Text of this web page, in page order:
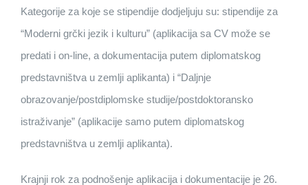
Kategorije za koje se stipendije dodjeljuju su: stipendije za
“Moderni grčki jezik i kulturu” (aplikacija sa CV može se
predati i on-line, a dokumentacija putem diplomatskog
predstavništva u zemlji aplikanta) i “Daljnje
obrazovanje/postdiplomske studije/postdoktoransko
istraživanje” (aplikacije samo putem diplomatskog
predstavništva u zemlji aplikanta).
Krajnji rok za podnošenje aplikacija i dokumentacije je 26.